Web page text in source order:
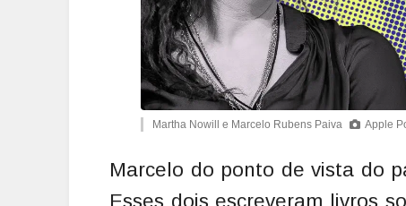
Martha Nowill e Marcelo Rubens Paiva Apple
Marcelo do ponto de vista do
Esses dois escreveram livros